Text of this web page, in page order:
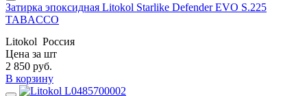
Затирка эпоксидная Litokol Starlike Defender EVO S.225
TABACCO
Litokol Россия
Цена за шт
2 850 руб.
В корзину